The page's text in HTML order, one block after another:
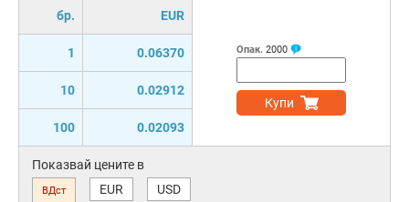
бр. EUR
1 0.06370
10 0.02912
100 0.02093
Опак. 2000
Купи
Показвай цените в
ВДст EUR USD